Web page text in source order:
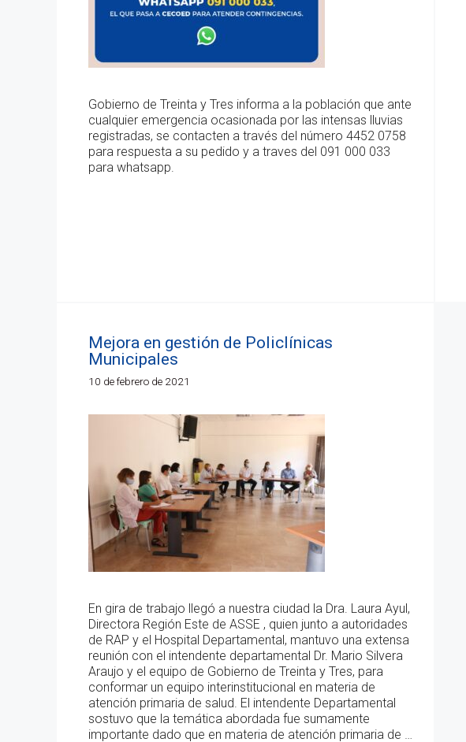
Gobierno de Treinta y Tres informa a la población que ante
cualquier emergencia ocasionada por las intensas lluvias
registradas, se contacten a través del número 4452 0758
para respuesta a su pedido y a traves del 091 000 033
para whatsapp.
Mejora en gestión de Policlínicas
Municipales
10 de febrero de 2021
En gira de trabajo llegó a nuestra ciudad la Dra. Laura Ayul,
Directora Región Este de ASSE , quien junto a autoridades
de RAP y el Hospital Departamental, mantuvo una extensa
reunión con el intendente departamental Dr. Mario Silvera
Araujo y el equipo de Gobierno de Treinta y Tres, para
conformar un equipo interinstitucional en materia de
atención primaria de salud. El intendente Departamental
sostuvo que la temática abordada fue sumamente
importante dado que en materia de atención primaria de …